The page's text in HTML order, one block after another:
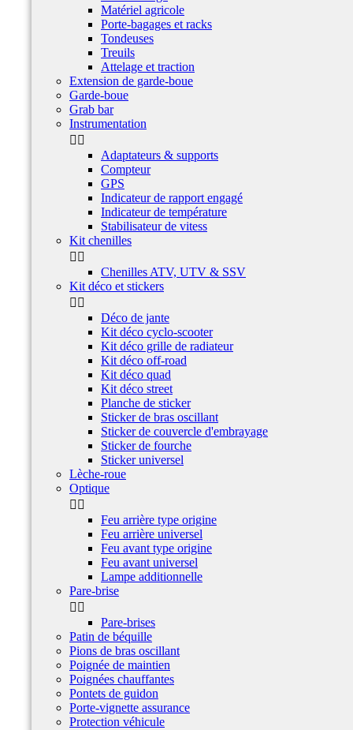
Matériel agricole
Porte-bagages et racks
Tondeuses
Treuils
Attelage et traction
Extension de garde-boue
Garde-boue
Grab bar
Instrumentation
 
Adaptateurs & supports
Compteur
GPS
Indicateur de rapport engagé
Indicateur de température
Stabilisateur de vitess
Kit chenilles
 
Chenilles ATV, UTV & SSV
Kit déco et stickers
 
Déco de jante
Kit déco cyclo-scooter
Kit déco grille de radiateur
Kit déco off-road
Kit déco quad
Kit déco street
Planche de sticker
Sticker de bras oscillant
Sticker de couvercle d'embrayage
Sticker de fourche
Sticker universel
Lèche-roue
Optique
 
Feu arrière type origine
Feu arrière universel
Feu avant type origine
Feu avant universel
Lampe additionnelle
Pare-brise
 
Pare-brises
Patin de béquille
Pions de bras oscillant
Poignée de maintien
Poignées chauffantes
Pontets de guidon
Porte-vignette assurance
Protection véhicule